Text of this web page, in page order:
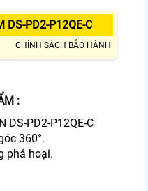
DS-PD2-P12QE-C
CHÍNH SÁCH BẢO HÀNH
:
DS-PD2-P12QE-C
360°.
phá hoại.